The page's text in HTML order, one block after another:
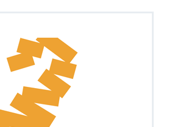
ante el III Congreso de
del Ateneo Mercantil